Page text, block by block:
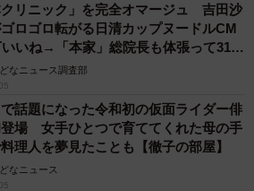
クリニック」を完全オマージュ 吉田沙
ロゴロ転がる日清カップヌードルCM
いいね→「本家」総院長も体張って31万
なニュース調査部
話題になった令和初の仮面ライダー俳
場 女手ひとつで育ててくれた母の手
理人を夢見たことも【徹子の部屋】
なニュース